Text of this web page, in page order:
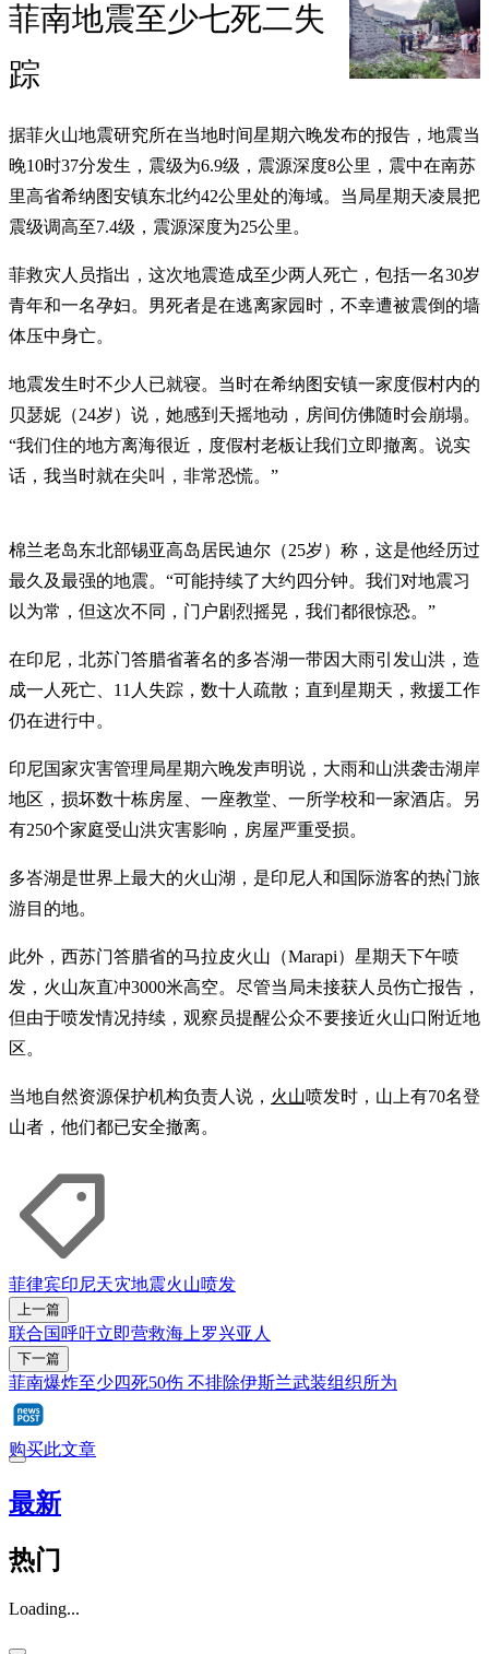
菲南地震至少七死二失
踪
据菲火山地震研究所在当地时间星期六晚发布的报告，地震当
晚10时37分发生，震级为6.9级，震源深度8公里，震中在南苏
里高省希纳图安镇东北约42公里处的海域。当局星期天凌晨把
震级调高至7.4级，震源深度为25公里。
菲救灾人员指出，这次地震造成至少两人死亡，包括一名30岁
青年和一名孕妇。男死者是在逃离家园时，不幸遭被震倒的墙
体压中身亡。
地震发生时不少人已就寝。当时在希纳图安镇一家度假村内的
贝瑟妮（24岁）说，她感到天摇地动，房间仿佛随时会崩塌。
“我们住的地方离海很近，度假村老板让我们立即撤离。说实
话，我当时就在尖叫，非常恐慌。”
棉兰老岛东北部锡亚高岛居民迪尔（25岁）称，这是他经历过
最久及最强的地震。“可能持续了大约四分钟。我们对地震习
以为常，但这次不同，门户剧烈摇晃，我们都很惊恐。”
在印尼，北苏门答腊省著名的多峇湖一带因大雨引发山洪，造
成一人死亡、11人失踪，数十人疏散；直到星期天，救援工作
仍在进行中。
印尼国家灾害管理局星期六晚发声明说，大雨和山洪袭击湖岸
地区，损坏数十栋房屋、一座教堂、一所学校和一家酒店。另
有250个家庭受山洪灾害影响，房屋严重受损。
多峇湖是世界上最大的火山湖，是印尼人和国际游客的热门旅
游目的地。
此外，西苏门答腊省的马拉皮火山（Marapi）星期天下午喷
发，火山灰直冲3000米高空。尽管当局未接获人员伤亡报告，
但由于喷发情况持续，观察员提醒公众不要接近火山口附近地
区。
当地自然资源保护机构负责人说， 火山喷发时，山上有70名登
山者，他们都已安全撤离。
菲律宾印尼天灾地震火山喷发
上一篇
联合国呼吁立即营救海上罗兴亚人
下一篇
菲南爆炸至少四死50伤 不排除伊斯兰武装组织所为
购买此文章
最新
热门
Loading...